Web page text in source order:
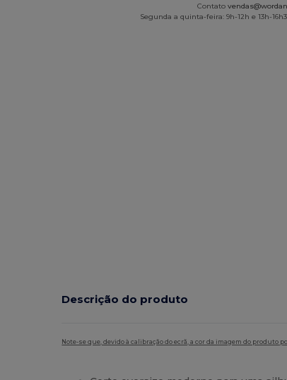
Contato
Segunda a quinta-feira: 9h-12h e 13h-
Descrição do produto
Note-se que, devido à calibração do ecrã, a cor da imagem do produto